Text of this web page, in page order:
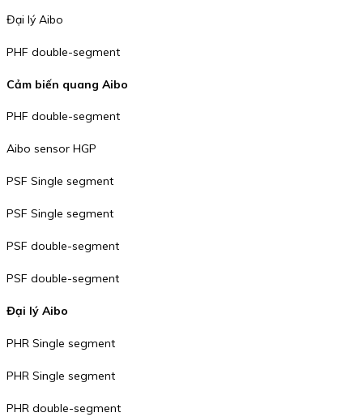
Đại lý Aibo
PHF double-segment
Cảm biến quang Aibo
PHF double-segment
Aibo sensor HGP
PSF Single segment
PSF Single segment
PSF double-segment
PSF double-segment
Đại lý Aibo
PHR Single segment
PHR Single segment
PHR double-segment